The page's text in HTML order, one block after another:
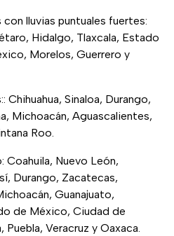
lluvias puntuales fuertes:
Hidalgo, Tlaxcala, Estado
Morelos, Guerrero y
Sinaloa, Durango,
Michoacán, Aguascalientes,
Roo.
Coahuila, Nuevo León,
Durango, Zacatecas,
Guanajuato,
de México, Ciudad de
Veracruz y Oaxaca.